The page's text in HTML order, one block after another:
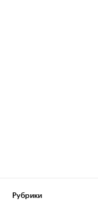
Рубрики